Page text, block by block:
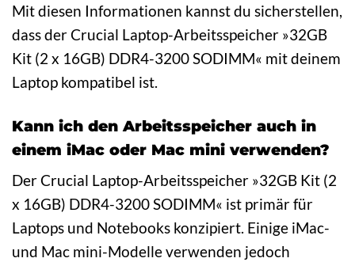
Mit diesen Informationen kannst du sicherstellen,
dass der Crucial Laptop-Arbeitsspeicher »32GB
Kit (2 x 16GB) DDR4-3200 SODIMM« mit deinem
Laptop kompatibel ist.
Kann ich den Arbeitsspeicher auch in
einem iMac oder Mac mini verwenden?
Der Crucial Laptop-Arbeitsspeicher »32GB Kit (2
x 16GB) DDR4-3200 SODIMM« ist primär für
Laptops und Notebooks konzipiert. Einige iMac-
und Mac mini-Modelle verwenden jedoch